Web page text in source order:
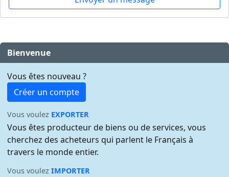
Bienvenue
Vous êtes nouveau ?
Créer un compte
Vous voulez EXPORTER
Vous êtes producteur de biens ou de services, vous
cherchez des acheteurs qui parlent le Français à
travers le monde entier.
Vous voulezIMPORTER